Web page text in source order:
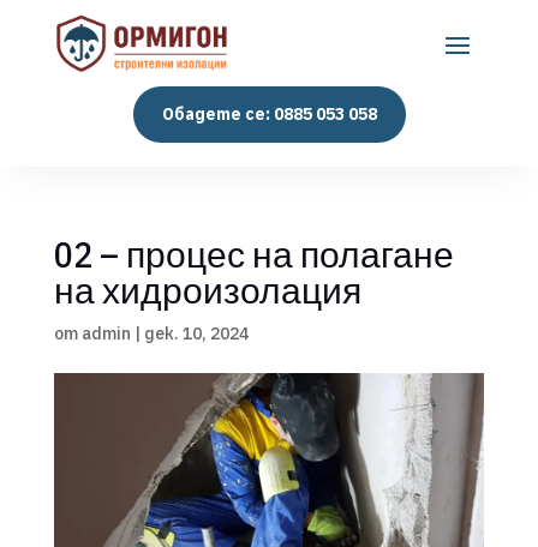
Обадете се: 0885 053 058
02 – процес на полагане
на хидроизолация
от admin | дек. 10, 2024